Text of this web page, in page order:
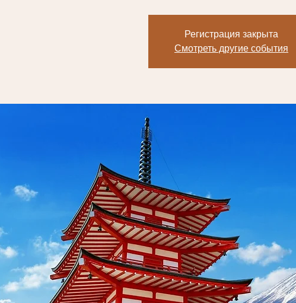
Регистрация закрыта
Смотреть другие события